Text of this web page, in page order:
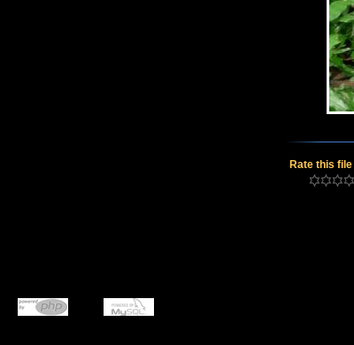
Rate this file